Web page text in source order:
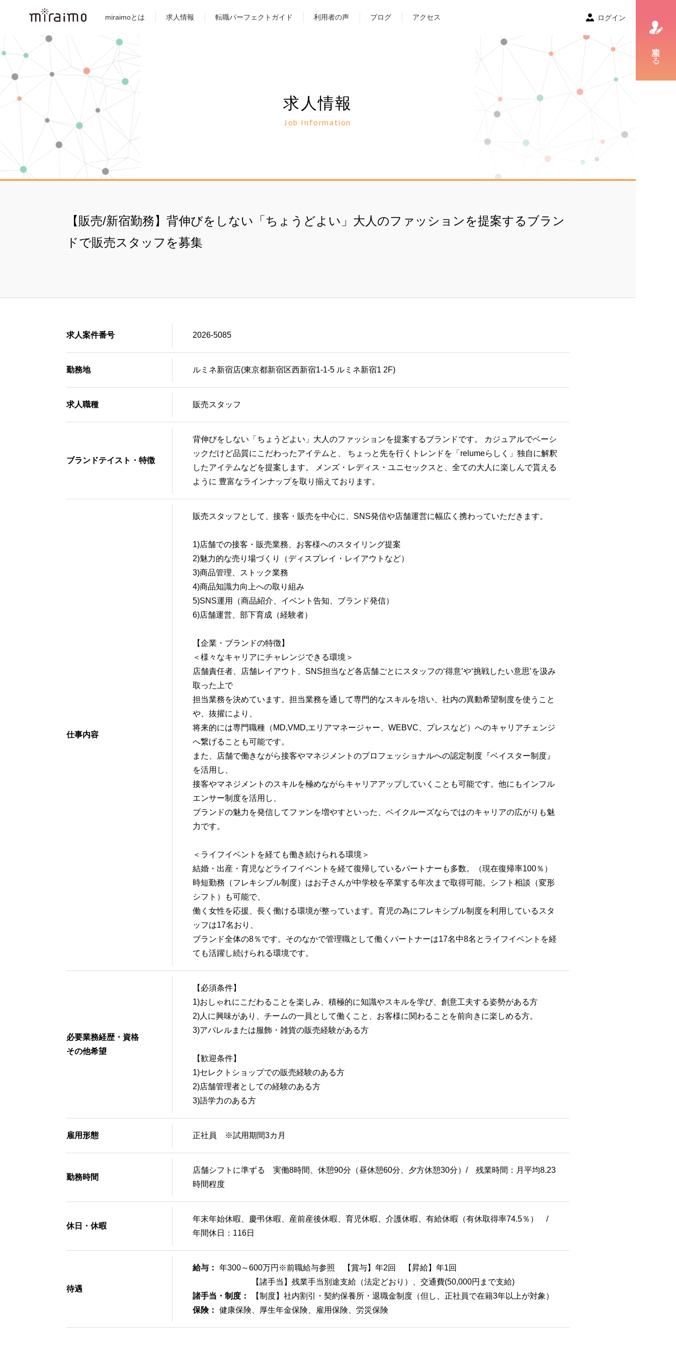
miraimoとは 求人情報 転職パーフェクトガイド 利用者の声 ブログ アクセス ログイン
相談する
求人情報
Job Information
【販売/新宿勤務】背伸びをしない「ちょうどよい」大人のファッションを提案するブラン
ドで販売スタッフを募集
求人案件番号 2026-5085
勤務地 ルミネ新宿店(東京都新宿区西新宿1-1-5 ルミネ新宿1 2F)
求人職種 販売スタッフ
ブランドテイスト・特徴
背伸びをしない「ちょうどよい」大人のファッションを提案するブランドです。 カジュアルでベーシ
ックだけど品質にこだわったアイテムと、 ちょっと先を行くトレンドを「relumeらしく」独自に解釈
したアイテムなどを提案します。 メンズ・レディス・ユニセックスと、全ての大人に楽しんで貰える
ように 豊富なラインナップを取り揃えております。
仕事内容
販売スタッフとして、接客・販売を中心に、SNS発信や店舗運営に幅広く携わっていただきます。
1)店舗での接客・販売業務、お客様へのスタイリング提案
2)魅力的な売り場づくり（ディスプレイ・レイアウトなど）
3)商品管理、ストック業務
4)商品知識力向上への取り組み
5)SNS運用（商品紹介、イベント告知、ブランド発信）
6)店舗運営、部下育成（経験者）
【企業・ブランドの特徴】
＜様々なキャリアにチャレンジできる環境＞
店舗責任者、店舗レイアウト、SNS担当など各店舗ごとにスタッフの‘得意’や‘挑戦したい意思’を汲み
取った上で
担当業務を決めています。担当業務を通して専門的なスキルを培い、社内の異動希望制度を使うこと
や、抜擢により、
将来的には専門職種（MD,VMD,エリアマネージャー、WEBVC、プレスなど）へのキャリアチェンジ
へ繋げることも可能です。
また、店舗で働きながら接客やマネジメントのプロフェッショナルへの認定制度『ベイスター制度』
を活用し、
接客やマネジメントのスキルを極めながらキャリアアップしていくことも可能です。他にもインフル
エンサー制度を活用し、
ブランドの魅力を発信してファンを増やすといった、ベイクルーズならではのキャリアの広がりも魅
力です。
＜ライフイベントを経ても働き続けられる環境＞
結婚・出産・育児などライフイベントを経て復帰しているパートナーも多数。（現在復帰率100％）
時短勤務（フレキシブル制度）はお子さんが中学校を卒業する年次まで取得可能。シフト相談（変形
シフト）も可能で、
働く女性を応援、長く働ける環境が整っています。育児の為にフレキシブル制度を利用しているスタ
ッフは17名おり、
ブランド全体の8％です。そのなかで管理職として働くパートナーは17名中8名とライフイベントを経
ても活躍し続けられる環境です。
必要業務経歴・資格
その他希望
【必須条件】
1)おしゃれにこだわることを楽しみ、積極的に知識やスキルを学び、創意工夫する姿勢がある方
2)人に興味があり、チームの一員として働くこと、お客様に関わることを前向きに楽しめる方。
3)アパレルまたは服飾・雑貨の販売経験がある方
【歓迎条件】
1)セレクトショップでの販売経験のある方
2)店舗管理者としての経験のある方
3)語学力のある方
雇用形態 正社員 ※試用期間3カ月
勤務時間
店舗シフトに準ずる 実働8時間、休憩90分（昼休憩60分、夕方休憩30分）/ 残業時間：月平均8.23
時間程度
休日・休暇
年末年始休暇、慶弔休暇、産前産後休暇、育児休暇、介護休暇、有給休暇（有休取得率74.5％） /
年間休日：116日
待遇
給与： 年300～600万円※前職給与参照 【賞与】年2回 【昇給】年1回
諸手当・制度：
【諸手当】残業手当別途支給（法定どおり）、交通費(50,000円まで支給)
【制度】社内割引・契約保養所・退職金制度（但し、正社員で在籍3年以上が対象）
保険：
健康保険、厚生年金保険、雇用保険、労災保険